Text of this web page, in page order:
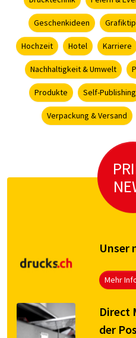
Geschenkideen
Hochzeit Hotel Karriere
Nachhaltigkeit & Umwelt
Produkte Self-Publishing
Verpackung & Versand
Unser
Mehr
Direct
der